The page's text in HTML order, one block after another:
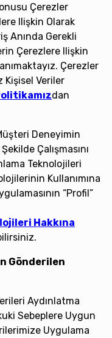
Çerezler
Ilişkin Olarak
Anında Gerekli
Çerezlere Ilişkin
Çerezler
Kişisel Veriler
Dan
Deneyimin
Çalışmasını
Teknolojileri
Kullanımına
“Profil”
Hakkına
Gönderilen
Aydınlatma
Sebeplere Uygun
Uygulama